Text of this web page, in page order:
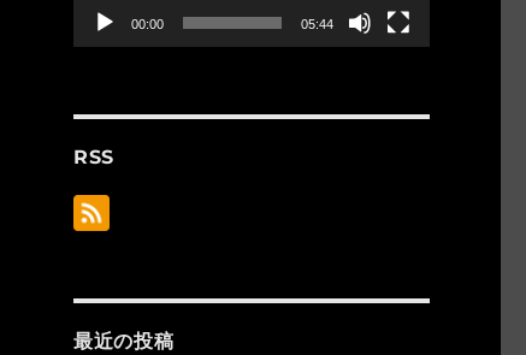
00:00 05:44
RSS
最近の投稿